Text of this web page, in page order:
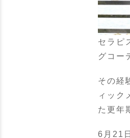
セラピ
グコー
その経
ィック
た更年
6月21